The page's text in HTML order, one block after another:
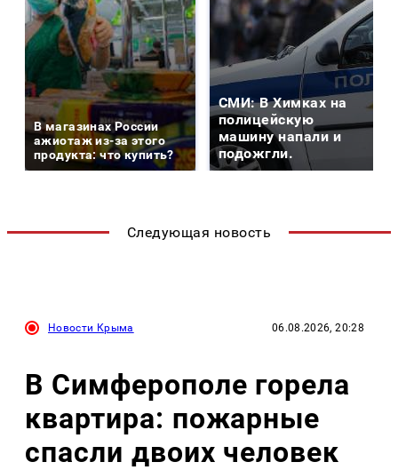
В магазинах России
ажиотаж из-за этого
продукта: что купить?
СМИ: В Химках на
полицейскую
машину напали и
подожгли.
Следующая новость
Новости Крыма 06.08.2026, 20:28
В Симферополе горела
квартира: пожарные
спасли двоих человек